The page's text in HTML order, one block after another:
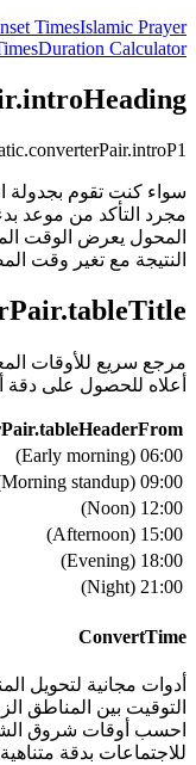
TimesIslamic Prayer
Duration Calculator
سواء كنت تقوم بجدولة
مجرد التأكد من موعد
المحول يعرض الوقت
النتيجة مع تغير وقت
مرجع سريع للأوقات
أعلاه للحصول على دقة
06:00
(
Early morning
)
09:00
(
Morning standup
12:00
(
Noon
)
15:00
(
Afternoon
)
18:00
(
Evening
)
21:00
(
Night
)
ConvertTime
أدوات مجانية لتحويل
التوقيت بين المناطق
احسب أوقات شروق
للاجتماعات بدقة